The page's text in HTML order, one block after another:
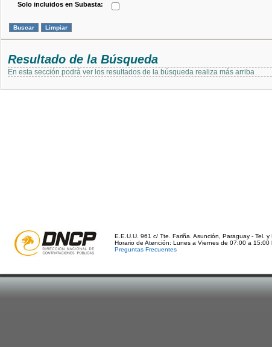
Solo incluidos en Subasta:
Resultado de la Búsqueda
En esta sección podrá ver los resultados de la búsqueda realiza más arriba
E.E.U.U. 961 c/ Tte. Fariña. Asunción, Paraguay - Tel.
Horario de Atención: Lunes a Viernes de 07:00 a 15:00
Preguntas Frecuentes